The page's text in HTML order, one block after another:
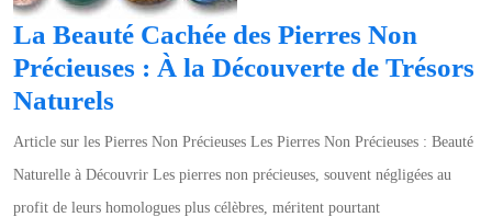
La Beauté Cachée des Pierres Non
Précieuses : À la Découverte de Trésors
Naturels
Beauté
Cachée
des
Article sur les Pierres Non Précieuses Les Pierres Non Précieuses : Beauté
Naturelle à Découvrir Les pierres non précieuses, souvent négligées au
profit de leurs homologues plus célèbres, méritent pourtant